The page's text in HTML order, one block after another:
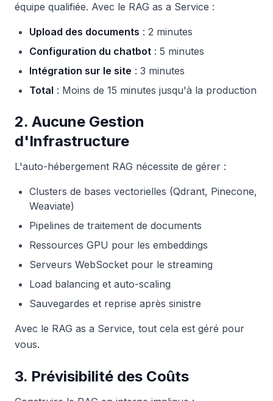
équipe qualifiée. Avec le RAG as a Service :
Upload des documents : 2 minutes
Configuration du chatbot : 5 minutes
Intégration sur le site : 3 minutes
Total : Moins de 15 minutes jusqu'à la production
2. Aucune Gestion
d'Infrastructure
L'auto-hébergement RAG nécessite de gérer :
Clusters de bases vectorielles (Qdrant, Pinecone,
Weaviate)
Pipelines de traitement de documents
Ressources GPU pour les embeddings
Serveurs WebSocket pour le streaming
Load balancing et auto-scaling
Sauvegardes et reprise après sinistre
Avec le RAG as a Service, tout cela est géré pour
vous.
3. Prévisibilité des Coûts